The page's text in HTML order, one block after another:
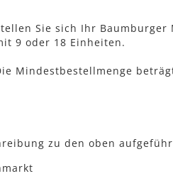
Sie sich Ihr
9 oder 18 Einheiten.
Mindestbestellmenge
zu den oben